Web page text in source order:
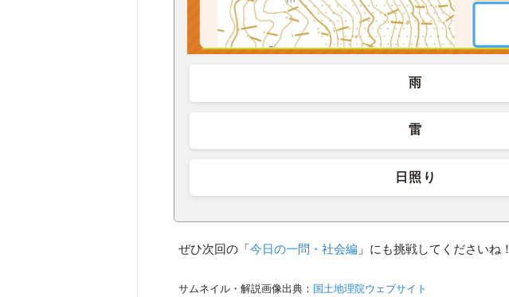
雨
雷
日照り
ぜひ次回の「今日の一問・社会編 」にも挑戦してくださいね！
サムネイル・解説画像出典： 国土地理院ウェブサイト